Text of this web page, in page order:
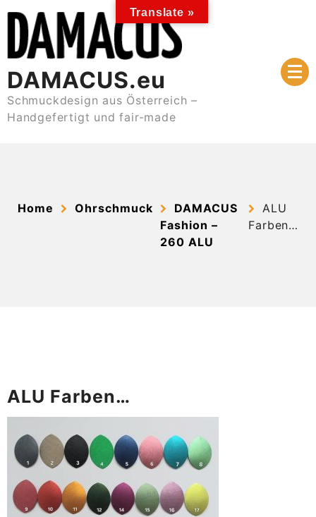
content
DAMACUS.eu
Schmuckdesign aus Österreich –
Handgefertigt und fair-made
Home Ohrschmuck
DAMACUS
Fashion –
260 ALU
ALU
Farben…
ALU Farben…
Translate »